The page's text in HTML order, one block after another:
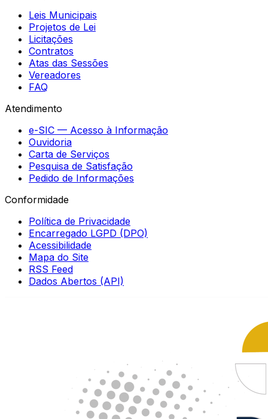
Leis Municipais
Projetos de Lei
Licitações
Contratos
Atas das Sessões
Vereadores
FAQ
Atendimento
e-SIC — Acesso à Informação
Ouvidoria
Carta de Serviços
Pesquisa de Satisfação
Pedido de Informações
Conformidade
Política de Privacidade
Encarregado LGPD (DPO)
Acessibilidade
Mapa do Site
RSS Feed
Dados Abertos (API)